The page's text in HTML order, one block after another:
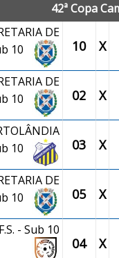
42ª Copa
DE
10
10 X
DE
10
02 X
10
03 X
DE
10
05 X
- Sub 10
04 X